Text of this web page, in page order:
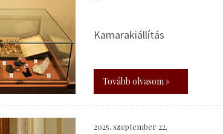
Kamarakiállítás
Tovább olvasom »
2025. szeptember 22.